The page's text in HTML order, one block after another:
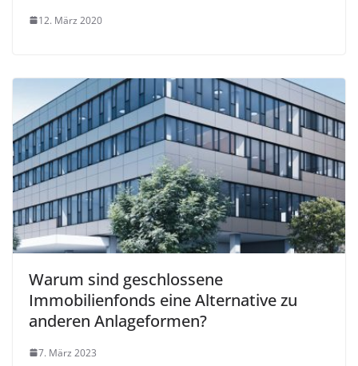
12. März 2020
Warum sind geschlossene
Immobilienfonds eine Alternative zu
anderen Anlageformen?
7. März 2023